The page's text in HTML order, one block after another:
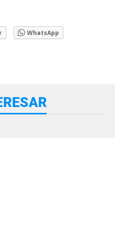
WhatsApp